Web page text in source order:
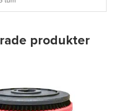
produkter